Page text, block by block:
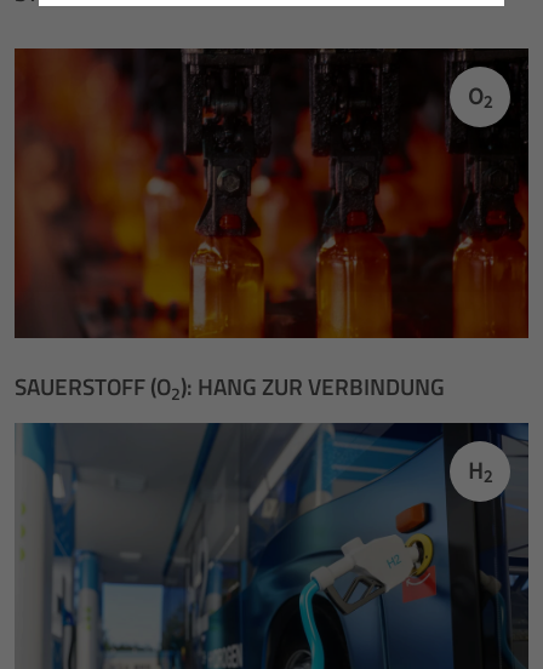
O2
SAUERSTOFF (O2): HANG ZUR VERBINDUNG
H2